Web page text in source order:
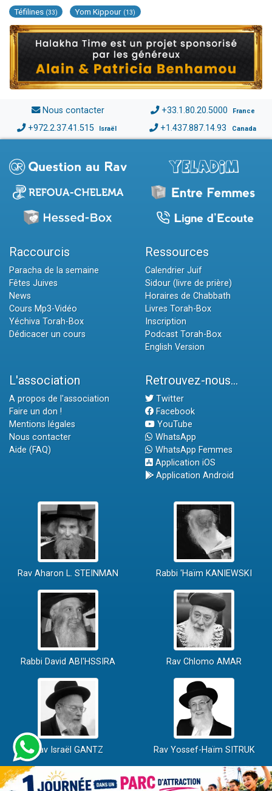
Téfilines (33) Yom Kippour (13)
Nous contacter +33.1.80.20.5000 France
+972.2.37.41.515 Israël +1.437.887.14.93 Canada
Raccourcis
Paracha de la semaine
Fêtes Juives
News
Cours Mp3-Vidéo
Yéchiva Torah-Box
Dédicacer un cours
Ressources
Calendrier Juif
Sidour (livre de prière)
Horaires de Chabbath
Livres Torah-Box
Inscription
Podcast Torah-Box
English Version
L'association
A propos de l'association
Faire un don !
Mentions légales
Nous contacter
Aide (FAQ)
Retrouvez-nous...
Twitter
Facebook
YouTube
WhatsApp
WhatsApp Femmes
Application iOS
Application Android
Rav Aharon L. STEINMAN Rabbi 'Haïm KANIEWSKI
Rabbi David ABI'HSSIRA Rav Chlomo AMAR
Rav Israël GANTZ Rav Yossef-Haïm SITRUK